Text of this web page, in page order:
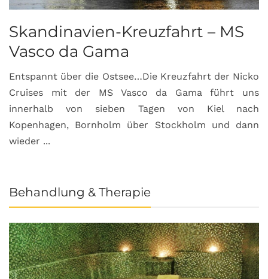
Skandinavien-Kreuzfahrt – MS
Vasco da Gama
Entspannt über die Ostsee…Die Kreuzfahrt der Nicko
Cruises mit der MS Vasco da Gama führt uns
innerhalb von sieben Tagen von Kiel nach
Kopenhagen, Bornholm über Stockholm und dann
wieder ...
Behandlung & Therapie